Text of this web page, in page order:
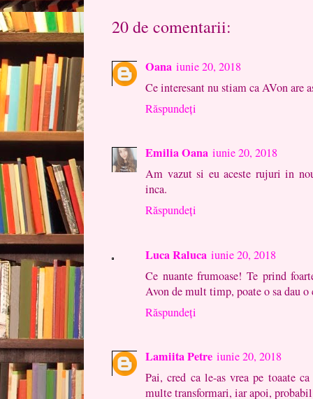
20 de comentarii:
Oana iunie 20, 2018
Ce interesant nu stiam ca AVon are
Răspundeți
Emilia Oana iunie 20, 2018
Am vazut si eu aceste rujuri in
inca.
Răspundeți
Luca Raluca iunie 20, 2018
Ce nuante frumoase! Te prind
Avon de mult timp, poate o sa dau o
Răspundeți
Lamiita Petre iunie 20, 2018
Pai, cred ca le-as vrea pe toaate
multe transformari, iar apoi,